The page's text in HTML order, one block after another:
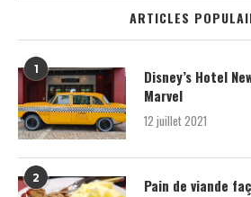
ARTICLES
1
Disney’s Hotel
Marvel
12 juillet 2021
2 Pain de viande